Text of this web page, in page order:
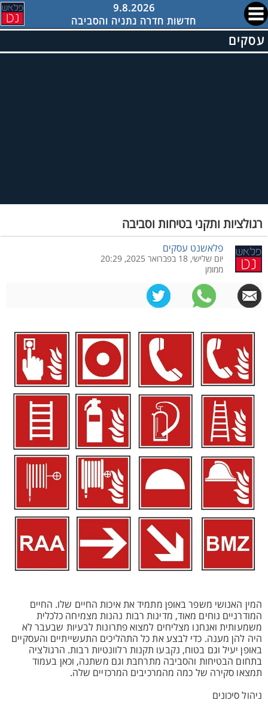
9.8.2026
חדשות חדרה נתניה והסביבה
עסקים
רגולציות ותקני בטיחות וסביבה
פלאשנט עסקים
יום שלישי, 18 בפברואר 2025, 20:29
ממומן
המין האנושי משפר באופן מתמיד את איכות החיים שלו. החיים
המודרניים נוחים מאוד, מדינות רבות נהנות מצמיחה כלכלית
משמעותית ואנחנו מצליחים למצוא פתרונות לבעיות שבעבר לא
היה להן מענה. כדי לבצע את כל התהליכים התעשייתיים והעסקיים
באופן יעיל וגם בטוח, נקבעו תקנות רלוונטיות רבות. הרגולציה
בתחום הבטיחות והסביבה מתרחבת וגם משתנה, וכאן בעמוד
תמצאו סקירה של כמה מהמרכיבים המרכזיים שלה.
ניהול סיכונים